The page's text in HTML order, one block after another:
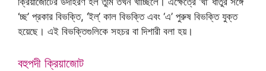
‘চ্ছ’ প্রকার বিভক্তি, ‘ইল্’ কাল বিভক্তি এবং ‘এ’ পুরুষ বিভক্তি যুক্ত
হয়েছে। এই বিভক্তিগুলিকে সহচর বা দিশারী বলা হয়।
বহুপদী ক্রিয়াজোট